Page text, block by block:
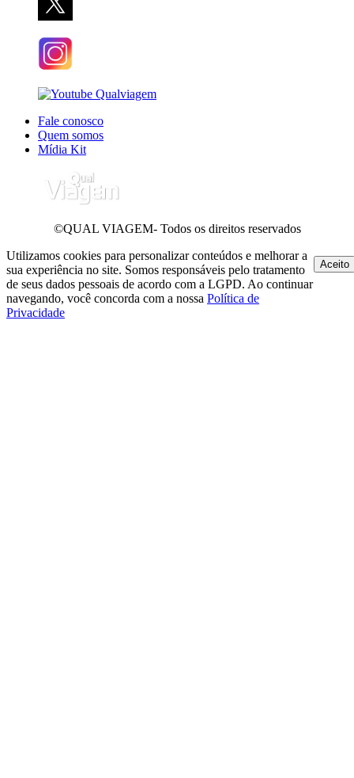
Fale conosco
Quem somos
Mídia Kit
©QUAL VIAGEM- Todos os direitos reservados
Utilizamos cookies para personalizar conteúdos e melhorar a
sua experiência no site. Somos responsáveis pelo tratamento
de seus dados pessoais de acordo com a LGPD. Ao continuar
navegando, você concorda com a nossa Política de
Privacidade
Aceito